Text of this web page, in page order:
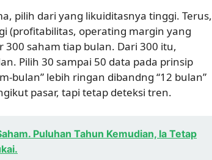
pilih dari yang likuiditasnya tinggi. Terus,
(profitabilitas, operating margin yang
saham tiap bulan. Dari 300 itu,
Pilih 30 sampai 50 data pada prinsip
bulan” lebih ringan dibandng “12 bulan”
pasar, tapi tetap deteksi tren.
Puluhan Tahun Kemudian, Ia Tetap